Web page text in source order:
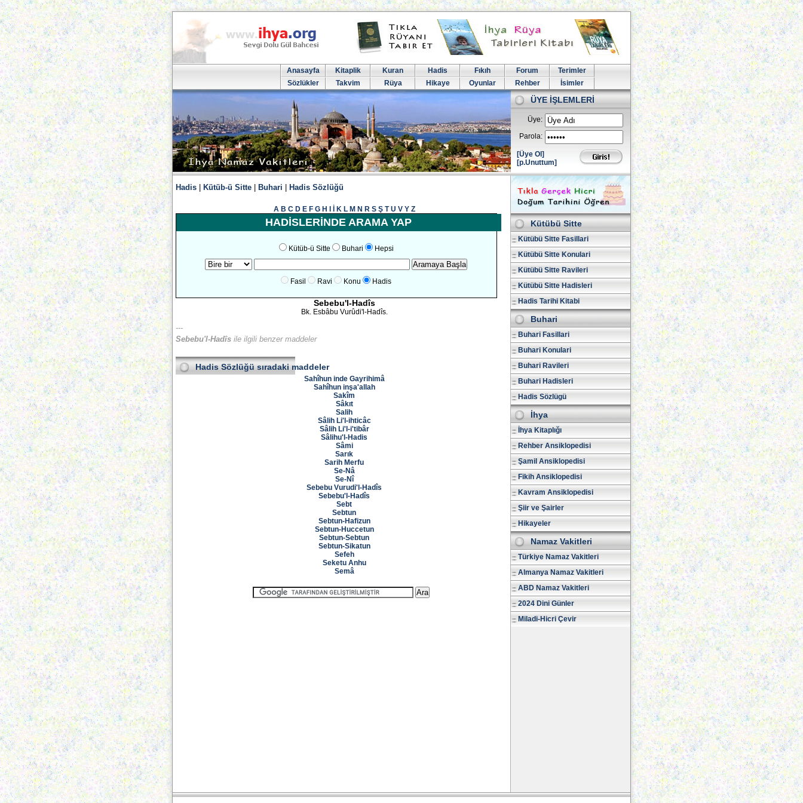
Anasayfa Kitaplik Kuran Hadis Fıkıh Forum
Terimler
Sözlükler
Takvim Rüya Hikaye Oyunlar Rehber İsimler
ÜYE İŞLEMLERİ
Üye:
Parola:
[Üye Ol]
[p.Unuttum]
Hadis Kütüb-ü Sitte Buhari Hadis Sözlüğü
A B C D E F G H K L M N R S Ş T U V Y Z
HADİSLERİNDE ARAMA YAP
Kütüb-ü Sitte Buhari Hepsi
Fasil Ravi Konu Hadis
Sebebu'l-Hadîs
Bk. Esbâbu Vurûdi'l-Hadîs.
---
Sebebu'l-Hadîs ile ilgili benzer maddeler
Hadis Sözlüğü sıradaki maddeler
Sahîhun inde Gayrihimâ
Sahîhun inşa'allah
Sakîm
Sâkıt
Salih
Sâlih Li'l-ihticâc
Sâlih Li'l-i'tibâr
Sâlihu'l-Hadis
Sâmi
Sarık
Sarih Merfu
Se-Nâ
Se-Nî
Sebebu Vurudi'l-Hadîs
Sebebu'l-Hadîs
Sebt
Sebtun
Sebtun-Hafizun
Sebtun-Huccetun
Sebtun-Sebtun
Sebtun-Sikatun
Sefeh
Seketu Anhu
Semâ
Kütübü Sitte
Kütübü Sitte Fasillari
Kütübü Sitte Konulari
Kütübü Sitte Ravileri
Kütübü Sitte Hadisleri
Hadis Tarihi Kitabi
Buhari
Buhari Fasillari
Buhari Konulari
Buhari Ravileri
Buhari Hadisleri
Hadis Sözlügü
İhya
İhya Kitaplığı
Rehber Ansiklopedisi
Şamil Ansiklopedisi
Fikih Ansiklopedisi
Kavram Ansiklopedisi
Şiir ve Şairler
Hikayeler
Namaz Vakitleri
Türkiye Namaz Vakitleri
Almanya Namaz Vakitleri
ABD Namaz Vakitleri
2024 Dini Günler
Miladi-Hicri Çevir